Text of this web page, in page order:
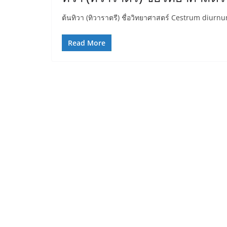
ต้นทิวา (ทิวาราตรี) ชื่อวิทยาศาสตร์ Cestrum
Read More